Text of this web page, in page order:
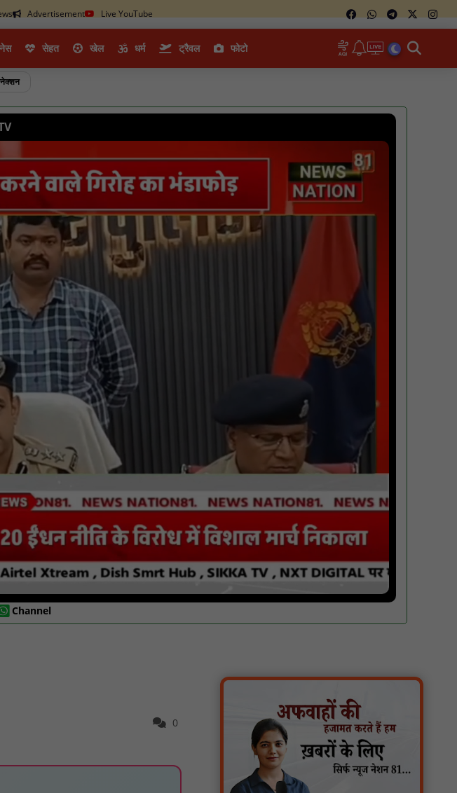
Advertisement Live YouTube
सेहत खेल धर्म ट्रैवल फोटो
Channel
0
गुरु रविदास महाराज की 650वीं जयंती पर ‘कलश
वंदन यात्रा’ का भव्य स्वागत : NN81
मस्तूरी क्षेत्र में विश्व स्तनपान दिवस पर जागरूकता
पीएचईडी विभाग मंत्री ने जहाजपुर विधानसभा क्षेत्र में
विभिन्न विकास कार्यों का किया शिलान्यास एवं
लोकार्पण : NN81
पारस पोर्टल से होगी योजनाओं की नियमित समीक्षा,
मुख्यमंत्री विष्णुदेव साय ने दिए समयबद्ध क्रियान्वयन
के निर्देश : NN81